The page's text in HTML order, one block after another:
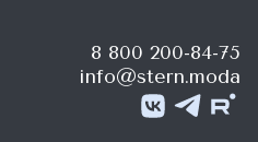
8 800 200-84-75
info@stern.moda